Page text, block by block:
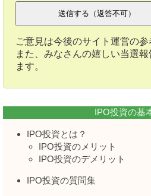
ご意見は今後のサイト運営の参
また、みなさんの嬉しい当選
ます。
IPO投資の基
IPO投資とは？
IPO投資のメリット
IPO投資のデメリット
IPO投資の質問集